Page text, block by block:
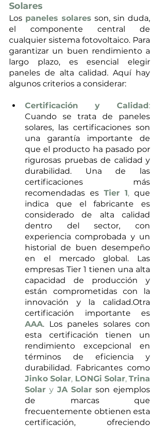
Solares
Los paneles solares son, sin duda,
el componente central de
cualquier sistema fotovoltaico. Para
garantizar un buen rendimiento a
largo plazo, es esencial elegir
paneles de alta calidad. Aquí hay
algunos criterios a considerar:
Certificación y Calidad:
Cuando se trata de paneles
solares, las certificaciones son
una garantía importante de
que el producto ha pasado por
rigurosas pruebas de calidad y
durabilidad. Una de las
certificaciones más
recomendadas es Tier 1, que
indica que el fabricante es
considerado de alta calidad
dentro del sector, con
experiencia comprobada y un
historial de buen desempeño
en el mercado global. Las
empresas Tier 1 tienen una alta
capacidad de producción y
están comprometidas con la
innovación y la calidad.Otra
AAA. Los paneles solares con
esta certificación tienen un
rendimiento excepcional en
términos de eficiencia y
Jinko Solar, LONGi Solar, Trina
Solar y JA Solar son ejemplos
de marcas que
frecuentemente obtienen esta
certificación, ofreciendo